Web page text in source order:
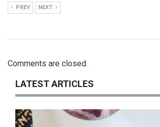
PREV NEXT
Comments are closed.
LATEST ARTICLES